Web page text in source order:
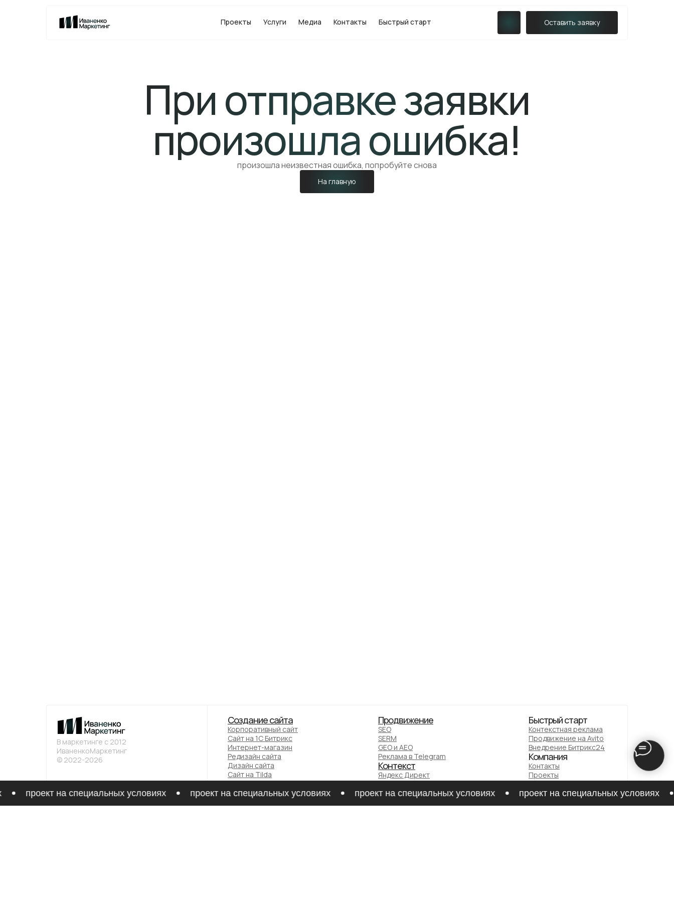
Проекты Услуги Медиа Контакты Быстрый старт Оставить заявку
При отправке заявки
произошла ошибка!
произошла неизвестная ошибка, попробуйте снова
На главную
В маркетинге с 2012
ИваненкоМаркетинг
© 2022-2026
Создание сайта
Корпоративный сайт
Сайт на 1С Битрикс
Интернет-магазин
Редизайн сайта
Дизайн сайта
Сайт на Tilda
Приложение
Промо сайт
Лендинг
Продвижение
SEO
SERM
GEO и AEO
Реклама в Telegram
Контекст
Яндекс Директ
Google Ads
Гео реклама
Быстрый старт
Контекстная реклама
Продвижение на Avito
Внедрение Битрикс24
Компания
Контакты
Проекты
Фрагменты
Услуги
проект на специальных условиях проект на специальных условиях проект на специальных условиях проект на специальных условиях